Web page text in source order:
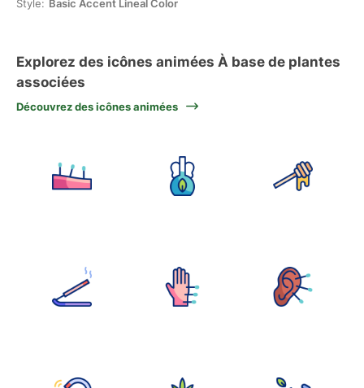
Style: Basic Accent Lineal Color
Explorez des icônes animées À base de plantes
associées
Découvrez des icônes animées